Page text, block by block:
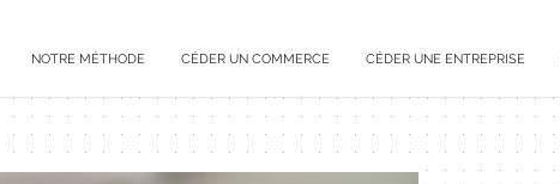
NOTRE MÉTHODE CÉDER UN COMMERCE CÉDER UNE ENTREPRISE